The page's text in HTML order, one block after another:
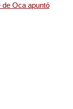
de Oca apuntó